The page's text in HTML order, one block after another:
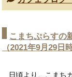
こまちぷらすの
（2021年9月29日
日頃より、こまち